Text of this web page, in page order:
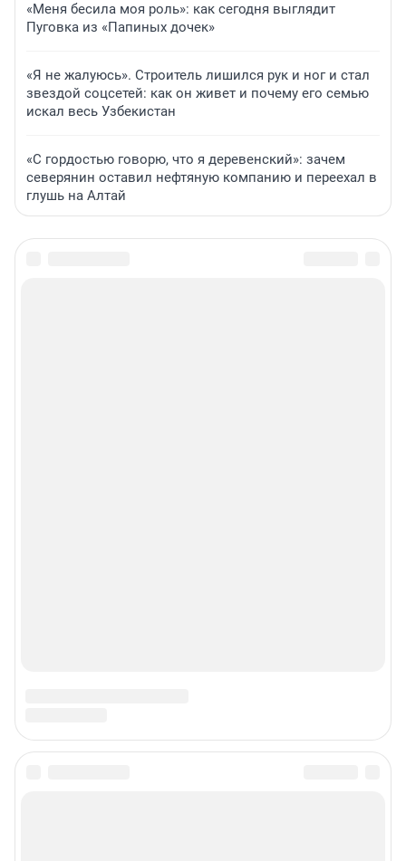
«Меня бесила моя роль»: как сегодня выглядит
Пуговка из «Папиных дочек»
«Я не жалуюсь». Строитель лишился рук и ног и стал
звездой соцсетей: как он живет и почему его семью
искал весь Узбекистан
«С гордостью говорю, что я деревенский»: зачем
северянин оставил нефтяную компанию и переехал в
глушь на Алтай